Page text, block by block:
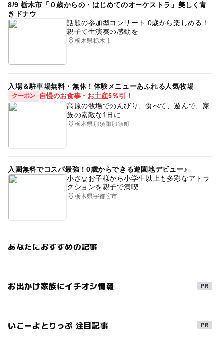
8/9 栃木市「０歳からの・はじめてのオーケストラ」美しく青
きドナウ
話題の参加型コンサート 0歳から楽しめる！
親子で生演奏の感動を
栃木県栃木市
入場＆駐車場無料・無休！体験メニューあふれる人気牧場
クーポン
自慢のお食事・お土産5％引！
高原の牧場でのんびり、食べて、遊んで、家
族の素敵な1日に
栃木県那須郡那須町
入園無料でコスパ最強！0歳からできる遊園地デビュー♪
小さなお子様から小学生以上も多彩なアトラ
クションを親子で満喫
栃木県宇都宮市
あなたにおすすめの記事
お出かけ家族にイチオシ情報
いこーよとりっぷ 注目記事